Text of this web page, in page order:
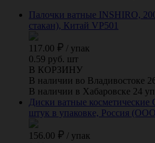
Палочки ватные INSHIRO,
стакан), Китай VP501
117.00 / упак
0.59 руб. шт
В КОРЗИНУ
В наличии во Владивостоке
В наличии в Хабаровске 24
Диски ватные косметические
штук в упаковке, Россия
156.00 / упак